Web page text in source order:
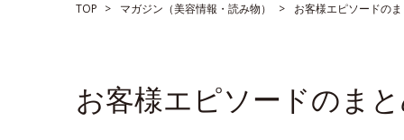
TOP マガジン（美容情報・読み物） お客様エピソードの
お客様エピソードのま